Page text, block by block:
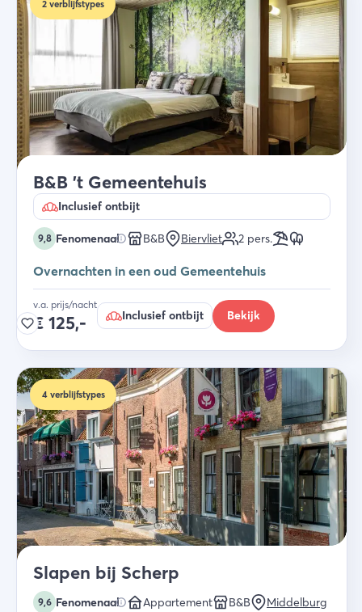
2 verblijfstypes
B&B 't Gemeentehuis
Inclusief ontbijt
9,8 Fenomenaal B&B Biervliet 2 pers.
Overnachten in een oud Gemeentehuis
v.a. prijs/nacht
€ 125,- Inclusief ontbijt Bekijk
4 verblijfstypes
Slapen bij Scherp
9,6 Fenomenaal Appartement B&B
Middelburg